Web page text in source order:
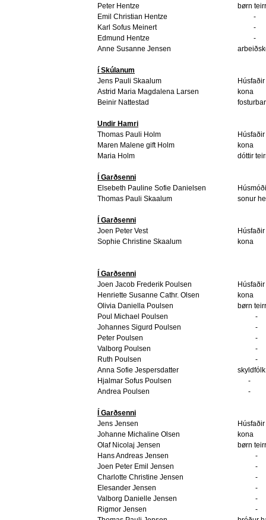
Peter Hentze
børn
Emil Christian Hentze
-
Karl Sofus Meinert
-
Edmund Hentze
-
Anne Susanne Jensen
í Skúlanum
Jens Pauli Skaalum
Húsfaðir
Astrid Maria Magdalena Larsen
kona
Beinir Nattestad
Undir Hamri
Thomas Pauli Holm
Húsfaðir
Maren Malene gift Holm
kona
Maria Holm
dóttir
Í Garðsenni
Elsebeth Pauline Sofie Danielsen
Thomas Pauli Skaalum
sonur
Í Garðsenni
Joen Peter Vest
Húsfaðir
Sophie Christine Skaalum
kona
Í Garðsenni
Joen Jacob Frederik Poulsen
Húsfaðir
Henriette Susanne Cathr. Olsen
kona
Olivia Daniella Poulsen
børn
Poul Michael Poulsen
-
Johannes Sigurd Poulsen
-
Peter Poulsen
-
Valborg Poulsen
-
Ruth Poulsen
-
Anna Sofie Jespersdatter
skyldfólk
Hjalmar Sofus Poulsen
-
Andrea Poulsen
-
Í Garðsenni
Jens Jensen
Húsfaðir
Johanne Michaline Olsen
kona
Olaf Nicolaj Jensen
børn
Hans Andreas Jensen
-
Joen Peter Emil Jensen
-
Charlotte Christine Jensen
-
Elesander Jensen
-
Valborg Danielle Jensen
-
Rigmor Jensen
-